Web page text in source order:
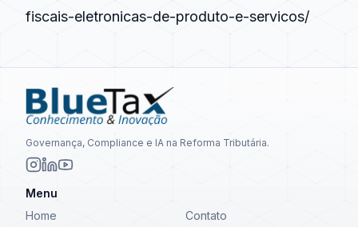
fiscais-eletronicas-de-produto-e-servicos/
Governança, Compliance e IA na Reforma Tributária.
Menu
Home
Contato